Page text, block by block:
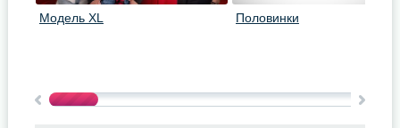
Модель XL Половинки